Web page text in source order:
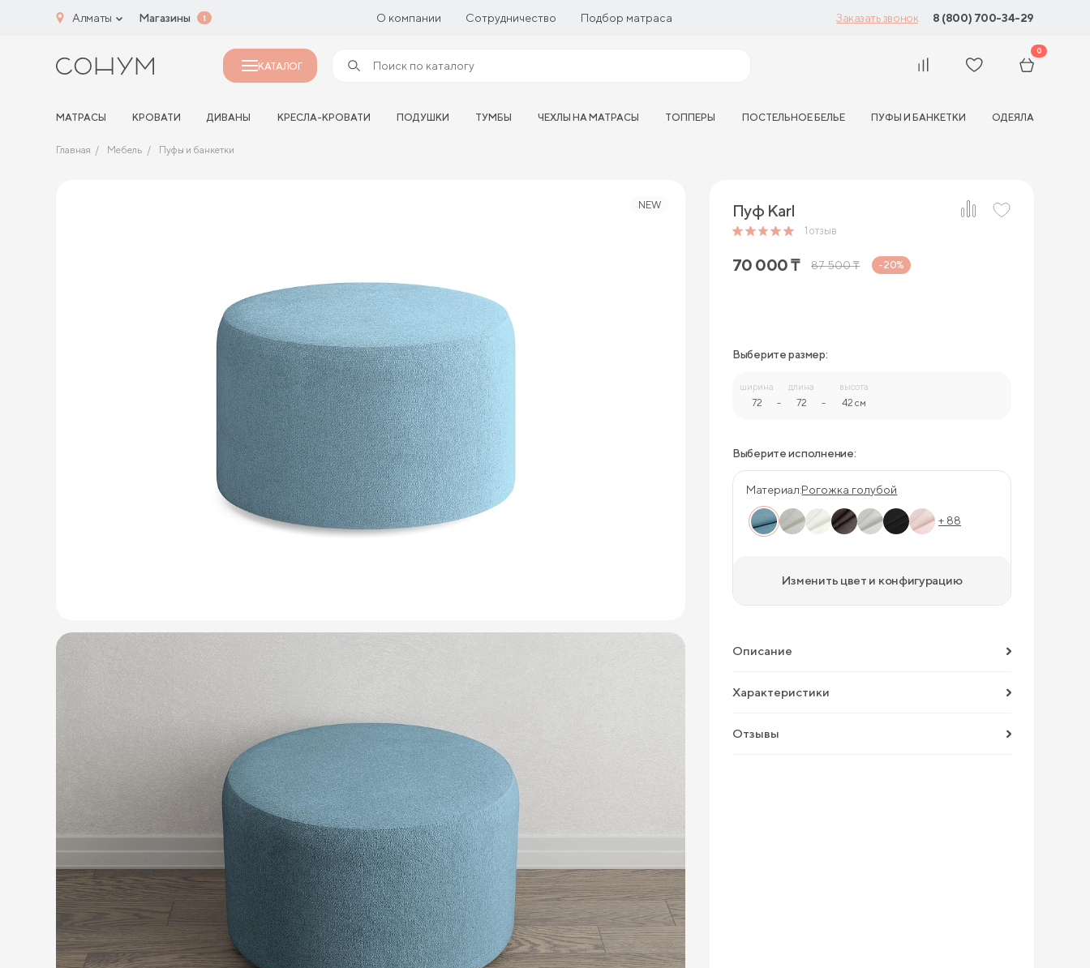
Алматы Магазины 1 О компании Сотрудничество Подбор матраса Заказать звонок 8 (800) 700-34-29
КАТАЛОГ
0
МАТРАСЫ КРОВАТИ ДИВАНЫ КРЕСЛА-КРОВАТИ ПОДУШКИ ТУМБЫ ЧЕХЛЫ НА МАТРАСЫ ТОППЕРЫ ПОСТЕЛЬНОЕ БЕЛЬЕ ПУФЫ И БАНКЕТКИ ОДЕЯЛА
Главная Мебель Пуфы и банкетки
NEW Пуф Karl
1 отзыв
70 000₸ 87 500₸ -20%
Выберите размер:
ширина
72 -
длина
72 -
высота
42 см
Выберите исполнение:
Материал:Рогожка голубой
+ 88
Изменить цвет и конфигурацию
Описание
Характеристики
Отзывы